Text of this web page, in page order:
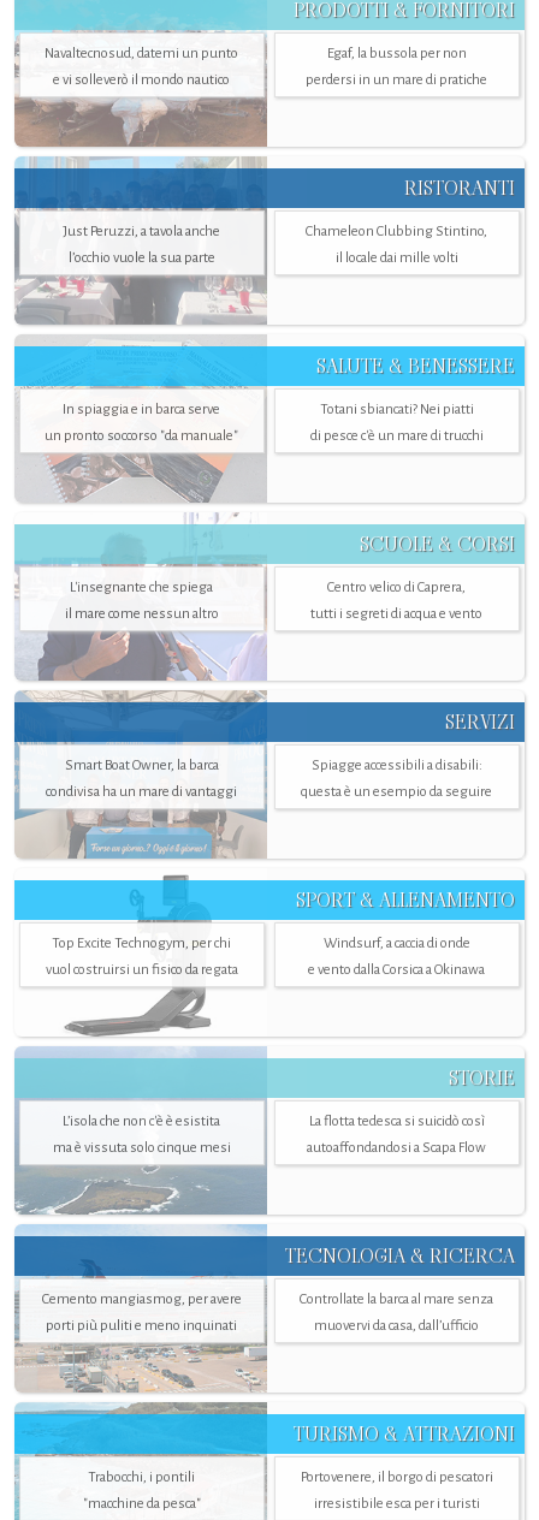
PRODOTTI & FORNITORI
Navaltecnosud, datemi un punto
e vi solleverò il mondo nautico
Egaf, la bussola per non
perdersi in un mare di pratiche
RISTORANTI
Just Peruzzi, a tavola anche
l’occhio vuole la sua parte
Chameleon Clubbing Stintino,
il locale dai mille volti
SALUTE & BENESSERE
In spiaggia e in barca serve
un pronto soccorso "da manuale"
Totani sbiancati? Nei piatti
di pesce c'è un mare di trucchi
SCUOLE & CORSI
L'insegnante che spiega
il mare come nessun altro
Centro velico di Caprera,
tutti i segreti di acqua e vento
SERVIZI
Smart Boat Owner, la barca
condivisa ha un mare di vantaggi
Spiagge accessibili a disabili:
questa è un esempio da seguire
SPORT & ALLENAMENTO
Top Excite Technogym, per chi
vuol costruirsi un fisico da regata
Windsurf, a caccia di onde
e vento dalla Corsica a Okinawa
STORIE
L’isola che non c'è è esistita
ma è vissuta solo cinque mesi
La flotta tedesca si suicidò così
autoaffondandosi a Scapa Flow
TECNOLOGIA & RICERCA
Cemento mangiasmog, per avere
porti più puliti e meno inquinati
Controllate la barca al mare senza
muovervi da casa, dall’ufficio
TURISMO & ATTRAZIONI
Trabocchi, i pontili
"macchine da pesca"
Portovenere, il borgo di pescatori
irresistibile esca per i turisti